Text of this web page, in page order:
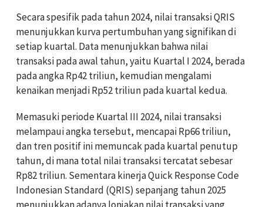
Secara spesifik pada tahun 2024, nilai transaksi QRIS
menunjukkan kurva pertumbuhan yang signifikan di
setiap kuartal. Data menunjukkan bahwa nilai
transaksi pada awal tahun, yaitu Kuartal I 2024, berada
pada angka Rp42 triliun, kemudian mengalami
kenaikan menjadi Rp52 triliun pada kuartal kedua.
Memasuki periode Kuartal III 2024, nilai transaksi
melampaui angka tersebut, mencapai Rp66 triliun,
dan tren positif ini memuncak pada kuartal penutup
tahun, di mana total nilai transaksi tercatat sebesar
Rp82 triliun. Sementara kinerja Quick Response Code
Indonesian Standard (QRIS) sepanjang tahun 2025